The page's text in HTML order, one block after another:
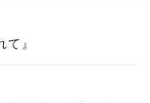
』